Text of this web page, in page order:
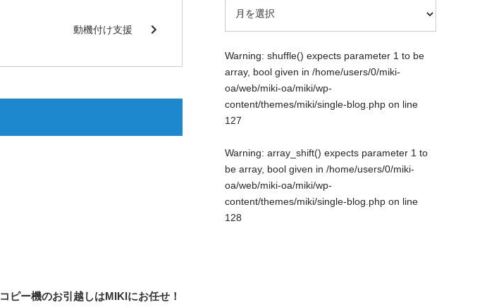
動機付け支援
コピー機のお引越しはMIKIにお任せ！
Warning: shuffle() expects parameter 1 to be
array, bool given in /home/users/0/miki-
oa/web/miki-oa/miki/wp-
content/themes/miki/single-blog.php on line
127
Warning: array_shift() expects parameter 1 to
be array, bool given in /home/users/0/miki-
oa/web/miki-oa/miki/wp-
content/themes/miki/single-blog.php on line
128